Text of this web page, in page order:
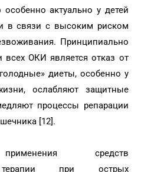
особенно актуально у детей
в связи с высоким риском
Принципиально
ОКИ является отказ от
диеты, особенно у
ослабляют защитные
процессы репарации
[12].
средств
терапии при острых